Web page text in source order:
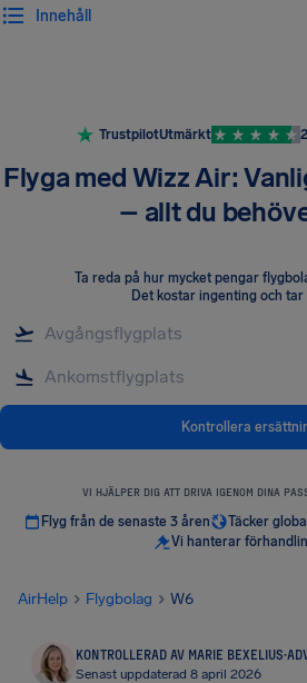
Innehåll
TrustpilotUtmärkt
Flyga med Wizz Air:
– allt du
Ta reda på hur mycket pengar
Det kostar ingenting och tar
Kontrollera
VI HJÄLPER DIG ATT DRIVA IGENOM DINA
Flyg från de senaste 3 åren
Täcker
Vi hanterar
AirHelp Flygbolag W6
KONTROLLERAD AV MARIE BEXELIUS·
Senast uppdaterad 8 april 2026